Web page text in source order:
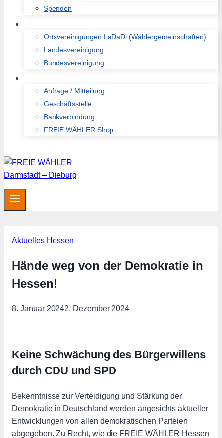
Spenden
Ortsvereinigungen LaDaDi (Wählergemeinschaften)
Landesvereinigung
Bundesvereinigung
Anfrage / Mitteilung
Geschäftsstelle
Bankverbindung
FREIE WÄHLER Shop
Aktuelles Hessen
Hände weg von der Demokratie in
Hessen!
8. Januar 20242. Dezember 2024
Keine Schwächung des Bürgerwillens
durch CDU und SPD
Bekenntnisse zur Verteidigung und Stärkung der
Demokratie in Deutschland werden angesichts aktueller
Entwicklungen von allen demokratischen Parteien
abgegeben. Zu Recht, wie die FREIE WÄHLER Hessen